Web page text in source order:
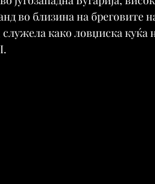
во близина на бреговите
служела како ловџиска куќа